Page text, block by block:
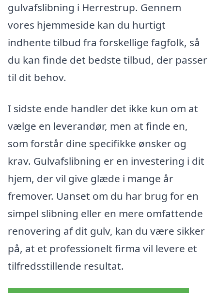
gulvafslibning i Herrestrup. Gennem
vores hjemmeside kan du hurtigt
indhente tilbud fra forskellige fagfolk, så
du kan finde det bedste tilbud, der passer
til dit behov.
I sidste ende handler det ikke kun om at
vælge en leverandør, men at finde en,
som forstår dine specifikke ønsker og
krav. Gulvafslibning er en investering i dit
hjem, der vil give glæde i mange år
fremover. Uanset om du har brug for en
simpel slibning eller en mere omfattende
renovering af dit gulv, kan du være sikker
på, at et professionelt firma vil levere et
tilfredsstillende resultat.